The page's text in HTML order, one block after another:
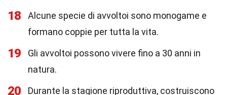
18
Alcune specie di avvoltoi sono monogame e
formano coppie per tutta la vita.
19
Gli avvoltoi possono vivere fino a 30 anni in
natura.
20
Durante la stagione riproduttiva, costruiscono